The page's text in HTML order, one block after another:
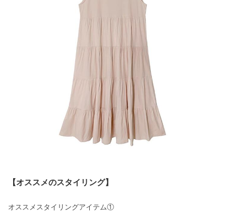
【オススメのスタイリング】